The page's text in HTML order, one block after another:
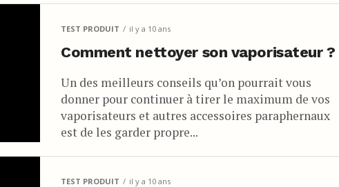
TEST PRODUIT il y a 10 ans
Comment nettoyer son vaporisateur ?
Un des meilleurs conseils qu’on pourrait vous
donner pour continuer à tirer le maximum de vos
vaporisateurs et autres accessoires paraphernaux
est de les garder propre...
TEST PRODUIT il y a 10 ans